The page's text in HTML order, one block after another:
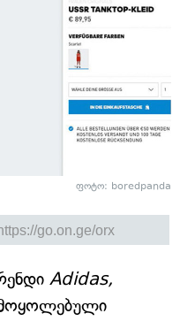
ფოტო: boredpanda
Adidas,